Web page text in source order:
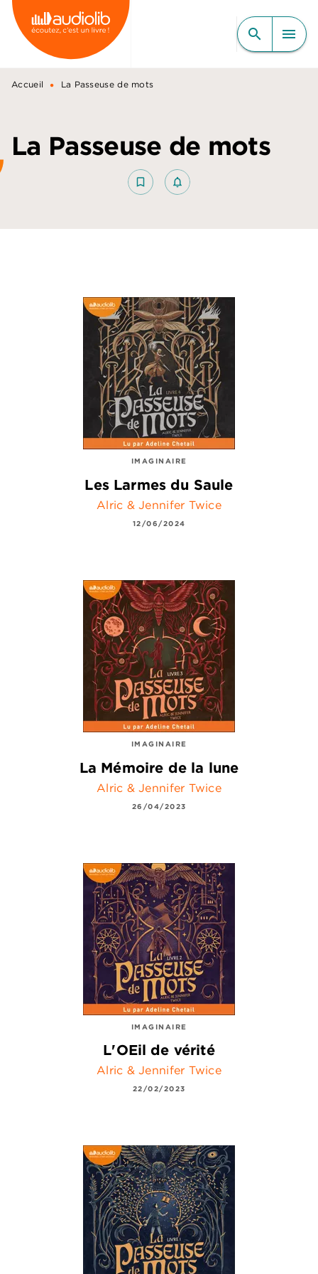
MENU RECHERCHE
CONTENU
PIED DE PAGE
search menu
Accueil • La Passeuse de mots
La Passeuse de mots
bookmark_border notifications_none_outlined
IMAGINAIRE
Les Larmes du Saule
Alric & Jennifer Twice
12/06/2024
IMAGINAIRE
La Mémoire de la lune
Alric & Jennifer Twice
26/04/2023
IMAGINAIRE
L'OEil de vérité
Alric & Jennifer Twice
22/02/2023